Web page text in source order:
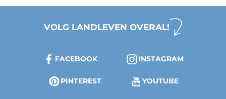
VOLG LANDLEVEN OVERAL!
FACEBOOK INSTAGRAM
PINTEREST YOUTUBE